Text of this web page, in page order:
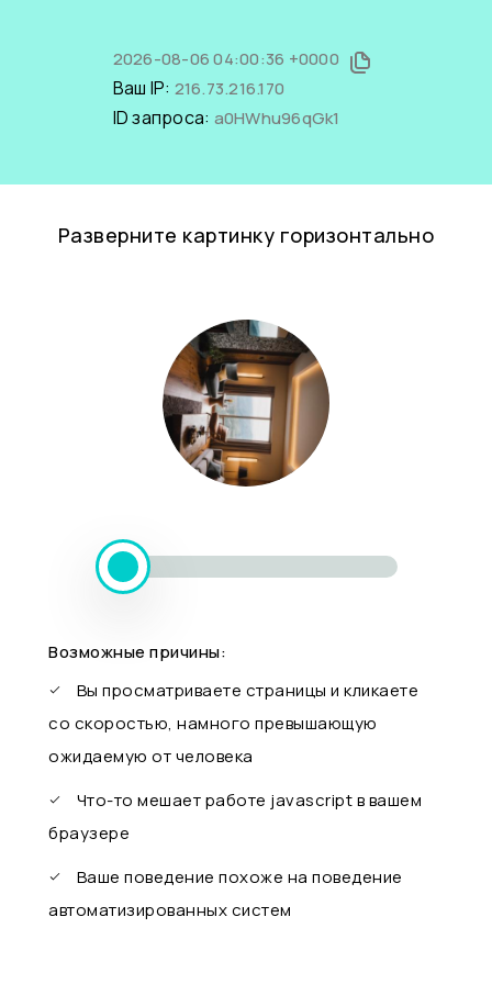
2026-08-06 04:00:36 +0000
Ваш IP: 216.73.216.170
ID запроса: a0HWhu96qGk1
Разверните картинку горизонтально
Возможные причины:
Вы просматриваете страницы и кликаете
со скоростью, намного превышающую
ожидаемую от человека
Что-то мешает работе javascript в вашем
браузере
Ваше поведение похоже на поведение
автоматизированных систем